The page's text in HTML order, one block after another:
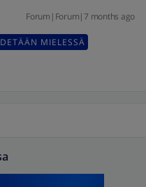
Forum|Forum|7 months ago
MIELESSÄ